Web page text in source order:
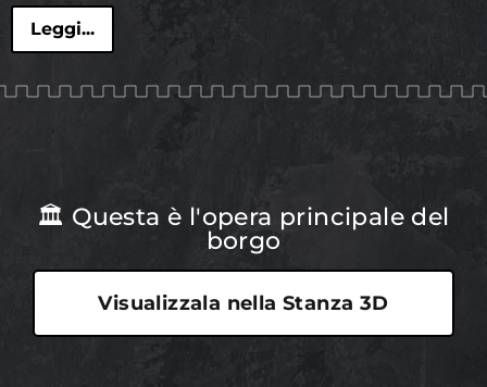
Leggi...
🏛 Questa è l'opera principale del
borgo
Visualizzala nella Stanza 3D